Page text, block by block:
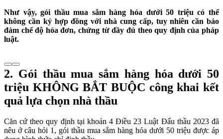
Như vậy, gói thầu mua sắm hàng hóa dưới 50 triệu có thể
không cần ký hợp đồng với nhà cung cấp, tuy nhiên cần bảo
đảm chế độ hóa đơn, chứng từ đầy đủ theo quy định của pháp
luật.
2. Gói thầu mua sắm hàng hóa dưới 50
triệu KHÔNG BẮT BUỘC công khai kết
quả lựa chọn nhà thầu
Căn cứ theo quy định tại khoản 4 Điều 23 Luật Đấu thầu 2023 đã
nêu ở câu hỏi 1, gói thầu mua sắm hàng hóa dưới 50 triệu được áp